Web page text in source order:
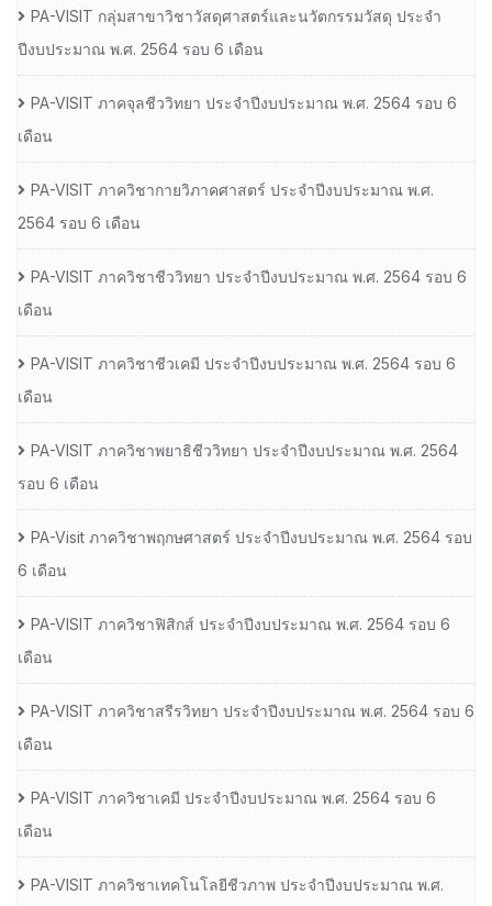
PA-VISIT กลุ่มสาขาวิชาวัสดุศาสตร์และนวัตกรรมวัสดุ ประจำ
ปีงบประมาณ พ.ศ. 2564 รอบ 6 เดือน
PA-VISIT ภาคจุลชีววิทยา ประจำปีงบประมาณ พ.ศ. 2564 รอบ 6
เดือน
PA-VISIT ภาควิชากายวิภาคศาสตร์ ประจำปีงบประมาณ พ.ศ.
2564 รอบ 6 เดือน
PA-VISIT ภาควิชาชีววิทยา ประจำปีงบประมาณ พ.ศ. 2564 รอบ 6
เดือน
PA-VISIT ภาควิชาชีวเคมี ประจำปีงบประมาณ พ.ศ. 2564 รอบ 6
เดือน
PA-VISIT ภาควิชาพยาธิชีววิทยา ประจำปีงบประมาณ พ.ศ. 2564
รอบ 6 เดือน
PA-Visit ภาควิชาพฤกษศาสตร์ ประจำปีงบประมาณ พ.ศ. 2564 รอบ
6 เดือน
PA-VISIT ภาควิชาฟิสิกส์ ประจำปีงบประมาณ พ.ศ. 2564 รอบ 6
เดือน
PA-VISIT ภาควิชาสรีรวิทยา ประจำปีงบประมาณ พ.ศ. 2564 รอบ 6
เดือน
PA-VISIT ภาควิชาเคมี ประจำปีงบประมาณ พ.ศ. 2564 รอบ 6
เดือน
PA-VISIT ภาควิชาเทคโนโลยีชีวภาพ ประจำปีงบประมาณ พ.ศ.